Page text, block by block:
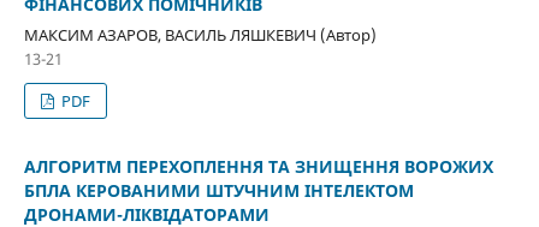
МАКСИМ AЗАРОВ, ВАСИЛЬ ЛЯШКЕВИЧ (Автор)
13-21
PDF
АЛГОРИТМ ПЕРЕХОПЛЕННЯ ТА ЗНИЩЕННЯ ВОРОЖИХ
БПЛА КЕРОВАНИМИ ШТУЧНИМ ІНТЕЛЕКТОМ
ДРОНАМИ-ЛІКВІДАТОРАМИ